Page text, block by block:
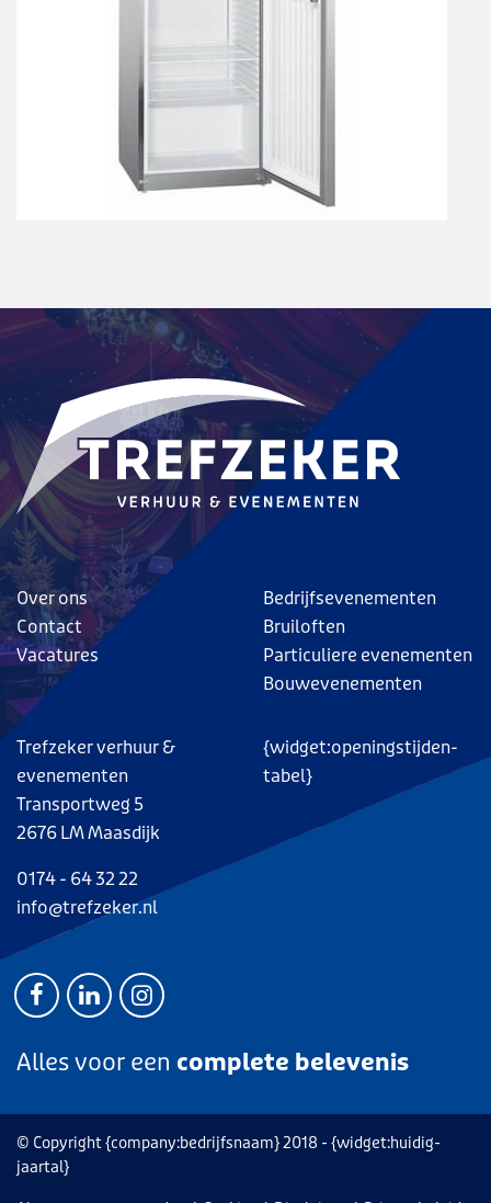
Over ons
Contact
Vacatures
Bedrijfsevenementen
Bruiloften
Particuliere evenementen
Bouwevenementen
Trefzeker verhuur &
evenementen
Transportweg 5
2676 LM Maasdijk
0174 - 64 32 22
info@trefzeker.nl
{widget:openingstijden-
tabel}
Alles voor een complete belevenis
© Copyright {company:bedrijfsnaam} 2018 - {widget:huidig-
jaartal}